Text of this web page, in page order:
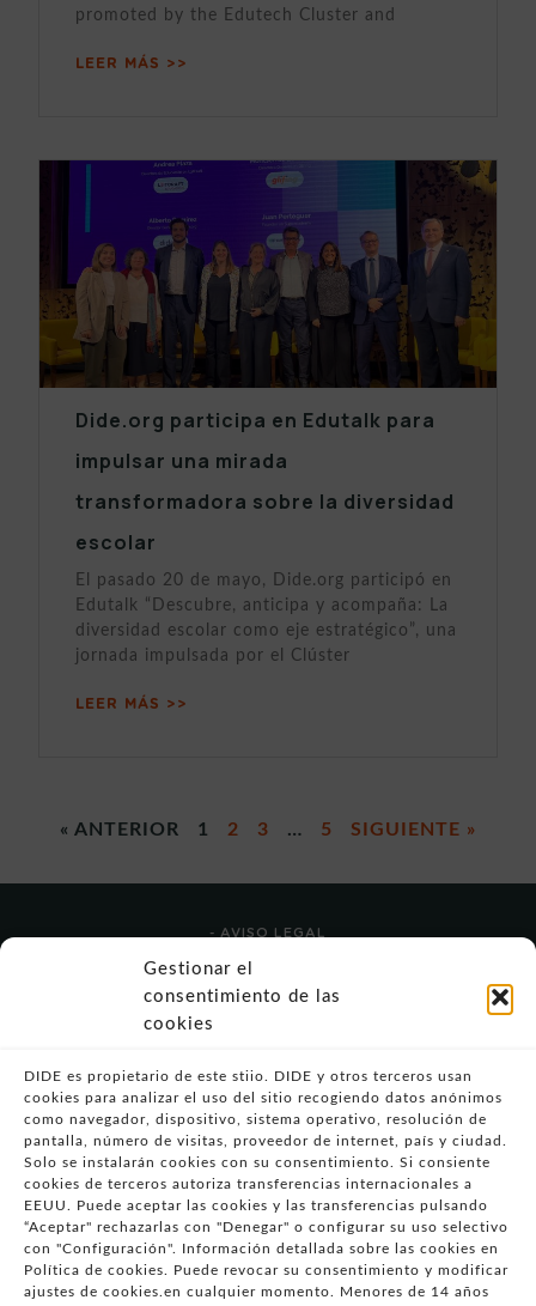
Gestionar el
consentimiento de las
cookies
DIDE es propietario de este stiio. DIDE y otros terceros usan
cookies para analizar el uso del sitio recogiendo datos anónimos
como navegador, dispositivo, sistema operativo, resolución de
pantalla, número de visitas, proveedor de internet, país y ciudad.
Solo se instalarán cookies con su consentimiento. Si consiente
cookies de terceros autoriza transferencias internacionales a
EEUU. Puede aceptar las cookies y las transferencias pulsando
“Aceptar" rechazarlas con "Denegar" o configurar su uso selectivo
con "Configuración". Información detallada sobre las cookies en
Política de cookies. Puede revocar su consentimiento y modificar
ajustes de cookies.en cualquier momento. Menores de 14 años
promoted by the Edutech Cluster and
LEER MÁS >>
Dide.org participa en Edutalk para
impulsar una mirada
transformadora sobre la diversidad
escolar
El pasado 20 de mayo, Dide.org participó en
Edutalk “Descubre, anticipa y acompaña: La
diversidad escolar como eje estratégico”, una
jornada impulsada por el Clúster
LEER MÁS >>
« ANTERIOR 1 2 3 … 5 SIGUIENTE »
- AVISO LEGAL
- POLÍTICA DE USO
- POLÍTICA DE PRIVACIDAD
- POLÍTICA DE COOKIES (UE)
VULNERABILIDADES
- CONDICIONES PARTICULARES DE COMPRA
- GUÍA DE COMPRA
- GUÍA DE PRIVACIDAD
- DESISTIMIENTO
- ATENCIÓN AL CLIENTE